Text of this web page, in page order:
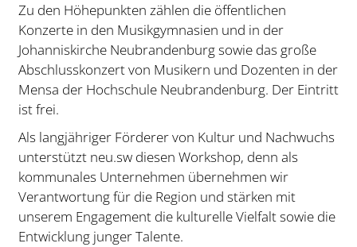
Zu den Höhepunkten zählen die öffentlichen
Konzerte in den Musikgymnasien und in der
Johanniskirche Neubrandenburgsowie das große
Abschlusskonzert von Musikern und Dozenten in der
Mensa der Hochschule Neubrandenburg. Der Eintritt
ist frei.
Als langjähriger Förderer von Kultur und Nachwuchs
unterstützt neu.sw diesen Workshop, denn als
kommunales Unternehmen übernehmen wir
Verantwortung für die Region und stärken mit
unserem Engagement die kulturelle Vielfalt sowie die
Entwicklung junger Talente.